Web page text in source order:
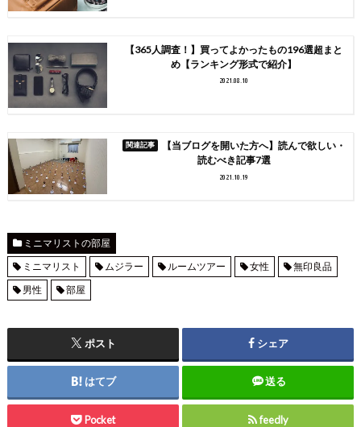
【365人調査！】買ってよかったもの196選超まと
め【ランキング形式で紹介】
2021.08.10
【当ブログを開いた方へ】読んで欲しい・
読むべき記事7選
2021.10.19
ミニマリストの部屋
ミニマリスト
ムジラー ルームツアー 女性
無印良品
男性
部屋
ポスト シェア
はてブ 送る
Pocket feedly